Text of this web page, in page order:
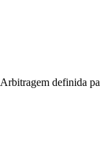
Arbitragem definida